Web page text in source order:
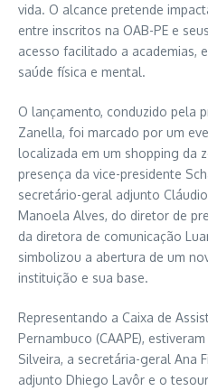
vida. O alcance pretende
entre inscritos na OAB-PE e
acesso facilitado a academias,
saúde física e mental.
O lançamento, conduzido pela
Zanella, foi marcado por um
localizada em um shopping da
presença da vice-presidente
secretário-geral adjunto
Manoela Alves, do diretor de
da diretora de comunicação
simbolizou a abertura de um
instituição e sua base.
Representando a Caixa de
Pernambuco (CAAPE),
Silveira, a secretária-geral Ana
adjunto Dhiego Lavôr e o